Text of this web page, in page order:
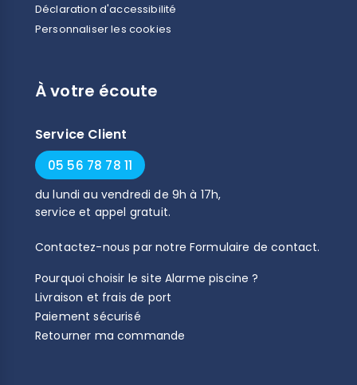
Déclaration d'accessibilité
Personnaliser les cookies
À votre écoute
Service Client
05 56 78 78 11
dulundi au vendredi de 9h à 17h,
service et appel gratuit.
Contactez-nous par notre Formulaire de contact.
Pourquoi choisir le site Alarme piscine ?
Livraison et frais de port
Paiement sécurisé
Retourner ma commande